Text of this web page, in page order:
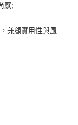
感;
兼顧實用性與風